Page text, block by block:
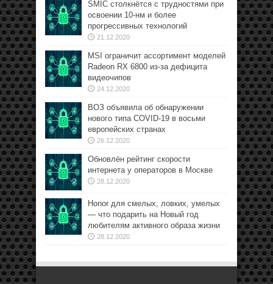
SMIC столкнётся с трудностями при
освоении 10-нм и более
прогрессивных технологий
21.12.2020
MSI ограничит ассортимент моделей
Radeon RX 6800 из-за дефицита
видеочипов
24.12.2020
ВОЗ объявила об обнаружении
нового типа COVID-19 в восьми
европейских странах
26.12.2020
Обновлён рейтинг скорости
интернета у операторов в Москве
28.12.2020
Honor для смелых, ловких, умелых
— что подарить на Новый год
любителям активного образа жизни
28.12.2020